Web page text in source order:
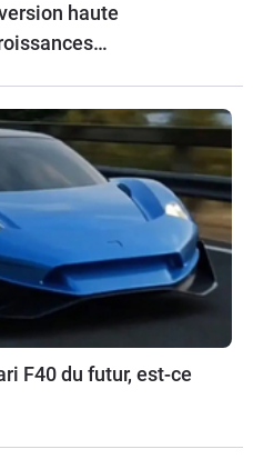
haute
F40 du futur, est-ce